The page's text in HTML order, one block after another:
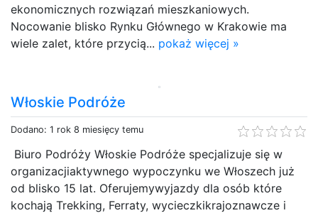
ekonomicznych rozwiązań mieszkaniowych.
Nocowanie blisko Rynku Głównego w Krakowie ma
wiele zalet, które przycią... pokaż więcej »
Włoskie Podróże
Dodano: 1 rok 8 miesięcy temu
Biuro Podróży Włoskie Podróże specjalizuje się w
organizacjiaktywnego wypoczynku we Włoszech już
od blisko 15 lat. Oferujemywyjazdy dla osób które
kochają Trekking, Ferraty, wycieczkikrajoznawcze i